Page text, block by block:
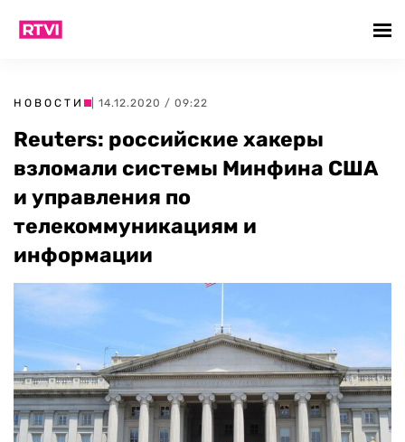
НОВОСТИ | 14.12.2020 / 09:22
Reuters: российские хакеры
взломали системы Минфина США
и управления по
телекоммуникациям и
информации